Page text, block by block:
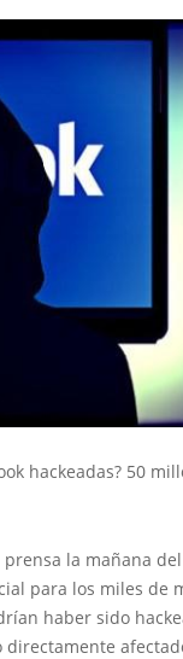
hackeadas? 50
la mañana
para los miles de
haber sido
directamente